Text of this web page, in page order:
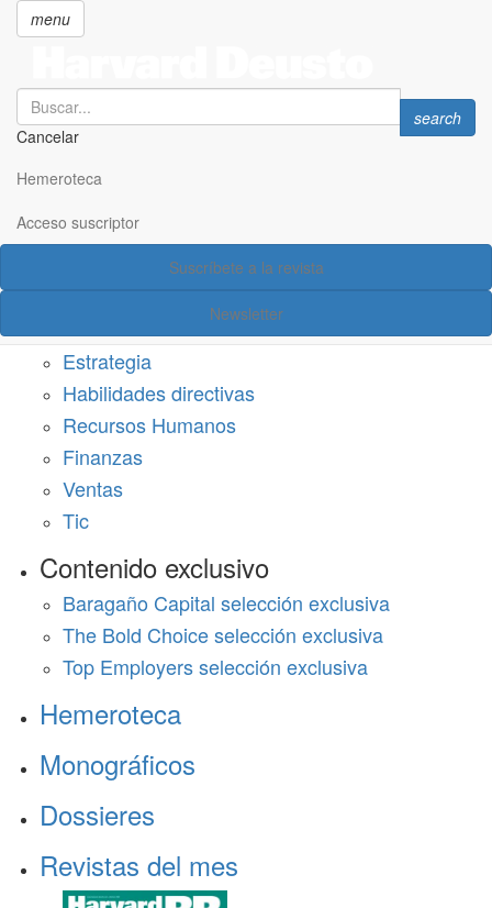
principal
menu
Search
Cancelar
Search
search
Hemeroteca
Acceso suscriptor
Suscríbete a la revista
Newsletter
Acceso suscriptor
Estrategia
Habilidades directivas
Recursos Humanos
Finanzas
Ventas
Tic
Contenido exclusivo
Baragaño Capital selección exclusiva
The Bold Choice selección exclusiva
Top Employers selección exclusiva
Hemeroteca
Monográficos
Dossieres
Revistas del mes